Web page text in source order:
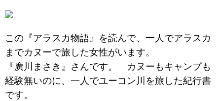
この『アラスカ物語』を読んで、一人でアラスカ
までカヌーで旅した女性がいます。
『廣川まさき』さんです。 カヌーもキャンプも
経験無いのに、一人でユーコン川を旅した紀行書
です。